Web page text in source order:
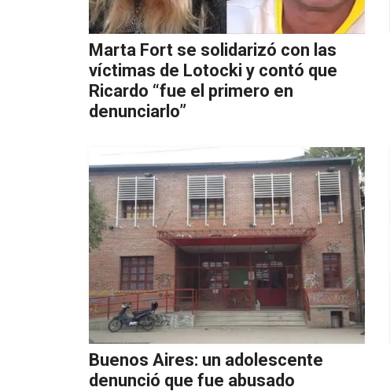
Marta Fort se solidarizó con las
víctimas de Lotocki y contó que
Ricardo “fue el primero en
denunciarlo”
Buenos Aires: un adolescente
denunció que fue abusado